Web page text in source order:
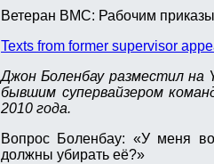
Ветеран ВМС: Рабочим
Texts from former supervisor
Джон Боленбау разместил на
бывшим супервайзером
2010 года.
Вопрос Боленбау: «У меня
должны убирать её?»